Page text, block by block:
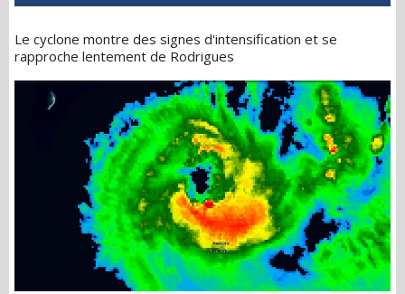
Le cyclone montre des signes d'intensification et se
rapproche lentement de Rodrigues